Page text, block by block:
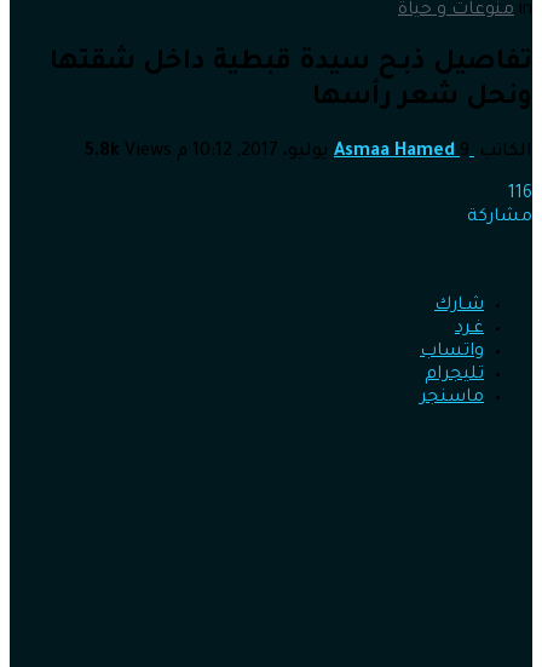
in منوعات و حياة
تفاصيل ذبـح سيدة قبطية داخل شقتها
ونحل شعر رأسها
الكاتب Asmaa Hamed 9 يوليو، 2017, 10:12 م 5.8k Views
116
مشاركة
شـارك
غـرد
واتساب
تليجرام
ماسنجر